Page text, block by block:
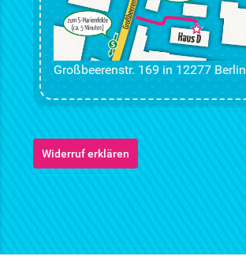
Großbeerenstr. 169 in 12277 Berlin
Widerruf erklären